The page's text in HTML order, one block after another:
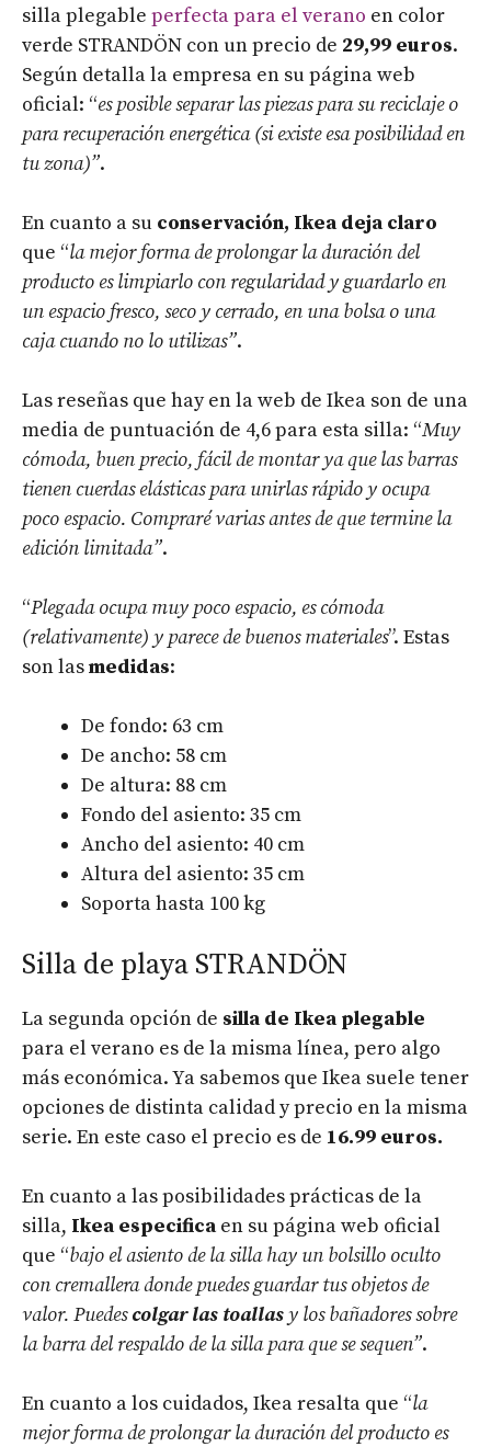
silla plegable perfecta para el verano en color
verde STRANDÖN con un precio de 29,99 euros.
Según detalla la empresa en su página web
oficial: “es posible separar las piezas para su reciclaje o
para recuperación energética (si existe esa posibilidad en
tu zona)”.
En cuanto a su conservación, Ikea deja claro
que “la mejor forma de prolongar la duración del
producto es limpiarlo con regularidad y guardarlo en
un espacio fresco, seco y cerrado, en una bolsa o una
caja cuando no lo utilizas”.
Las reseñas que hay en la web de Ikea son de una
media de puntuación de 4,6 para esta silla: “Muy
cómoda, buen precio, fácil de montar ya que las barras
tienen cuerdas elásticas para unirlas rápido y ocupa
poco espacio. Compraré varias antes de que termine la
edición limitada”.
“Plegada ocupa muy poco espacio, es cómoda
(relativamente) y parece de buenos materiales”. Estas
son lasmedidas:
De fondo: 63 cm
De ancho: 58 cm
De altura: 88 cm
Fondo del asiento: 35 cm
Ancho del asiento: 40 cm
Altura del asiento: 35 cm
Soporta hasta 100 kg
Silla de playa STRANDÖN
La segunda opción de silla de Ikea plegable
para el verano es de la misma línea, pero algo
más económica. Ya sabemos que Ikea suele tener
opciones de distinta calidad y precio en la misma
serie. En este caso el precio es de 16.99 euros.
En cuanto a las posibilidades prácticas de la
silla, Ikea especifica en su página web oficial
que “bajo el asiento de la silla hay un bolsillo oculto
con cremallera donde puedes guardar tus objetos de
valor. Puedescolgar las toallasy los bañadores sobre
la barra del respaldo de la silla para que se sequen”.
En cuanto a los cuidados, Ikea resalta que “la
mejor forma de prolongar la duración del producto es